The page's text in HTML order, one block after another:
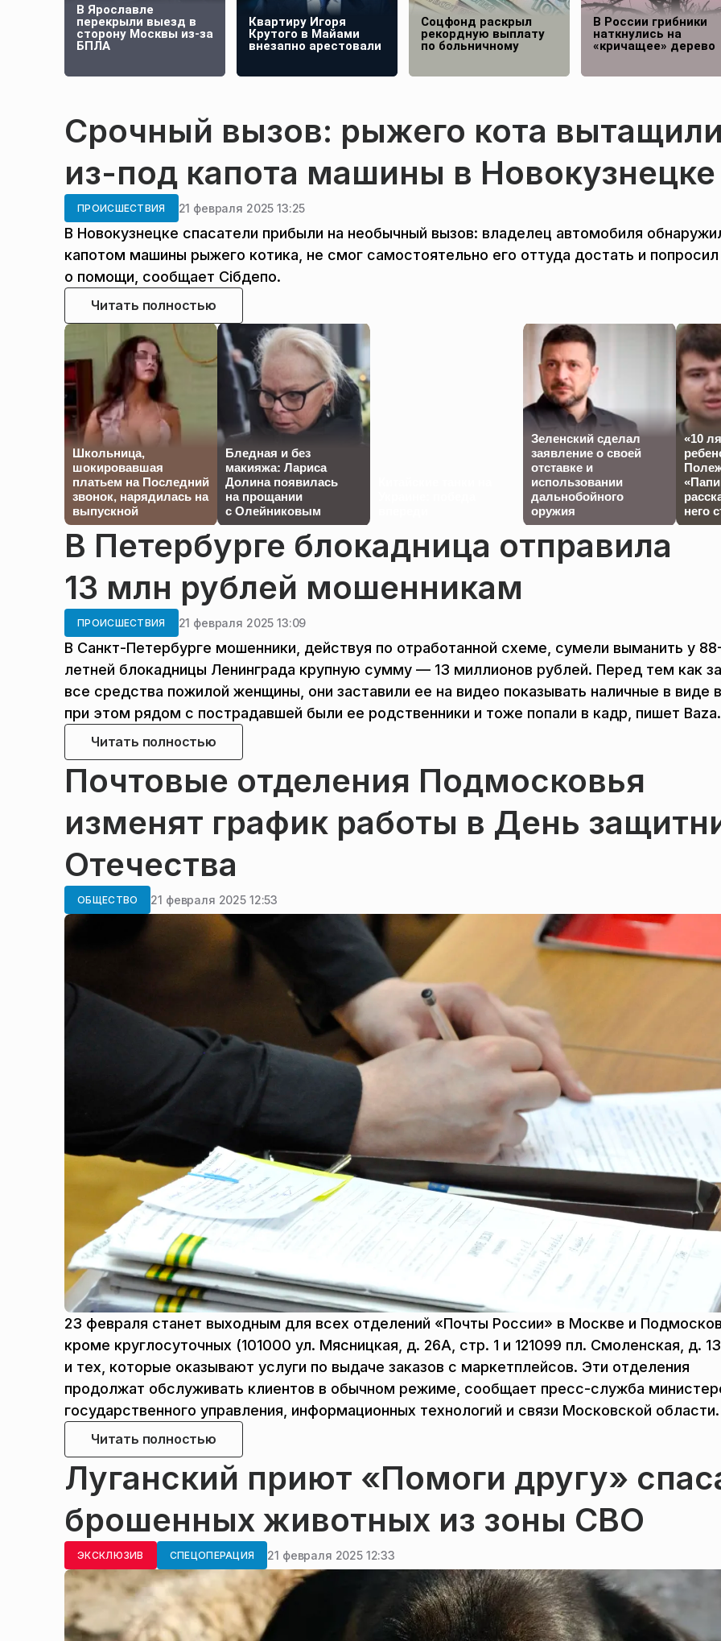
В Ярославле
перекрыли выезд в
сторону Москвы из-за
БПЛА
Квартиру Игоря
Крутого в Майами
внезапно арестовали
Соцфонд раскрыл
рекордную выплату
по больничному
В России грибники
наткнулись на
«кричащее» дерево
Срочный вызов: рыжего кота вытащили
из-под капота машины в Новокузнецке
ПРОИСШЕСТВИЯ 21 февраля 2025 13:25
В Новокузнецке спасатели прибыли на необычный вызов: владелец автомобиля
капотом машины рыжего котика, не смог самостоятельно его оттуда достать и попросил
о помощи, сообщает Сiбдепо.
Читать полностью
Школьница,
шокировавшая
платьем на Последний
звонок, нарядилась на
выпускной
Бледная и без
макияжа: Лариса
Долина появилась
на прощании
с Олейниковым
Зеленский сделал
заявление о своей
отставке и
использовании
дальнобойного
оружия
«10
него
В Петербурге блокадница отправила
13 млн рублей мошенникам
ПРОИСШЕСТВИЯ 21 февраля 2025 13:09
В Санкт-Петербурге мошенники, действуя по отработанной схеме, сумели выманить у
летней блокадницы Ленинграда крупную сумму — 13 миллионов рублей. Перед тем как
все средства пожилой женщины, они заставили ее на видео показывать наличные в виде
при этом рядом с пострадавшей были ее родственники и тоже попали в кадр, пишет Baza.
Читать полностью
Почтовые отделения Подмосковья
изменят график работы в День
Отечества
ОБЩЕСТВО 21 февраля 2025 12:53
23 февраля станет выходным для всех отделений «Почты России» в Москве и
кроме круглосуточных (101000 ул. Мясницкая, д. 26А, стр. 1 и 121099 пл. Смоленская, д.
и тех, которые оказывают услуги по выдаче заказов с маркетплейсов. Эти отделения
продолжат обслуживать клиентов в обычном режиме, сообщает пресс-служба
государственного управления, информационных технологий и связи Московской области.
Читать полностью
Луганский приют «Помоги другу»
брошенных животных из зоны СВО
ЭКСКЛЮЗИВ СПЕЦОПЕРАЦИЯ 21 февраля 2025 12:33